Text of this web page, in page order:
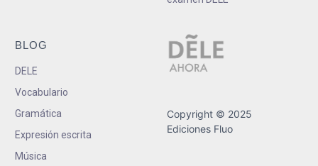
BLOG
DELE
Vocabulario
Gramática
Expresión escrita
Música
Copyright © 2025
Ediciones Fluo